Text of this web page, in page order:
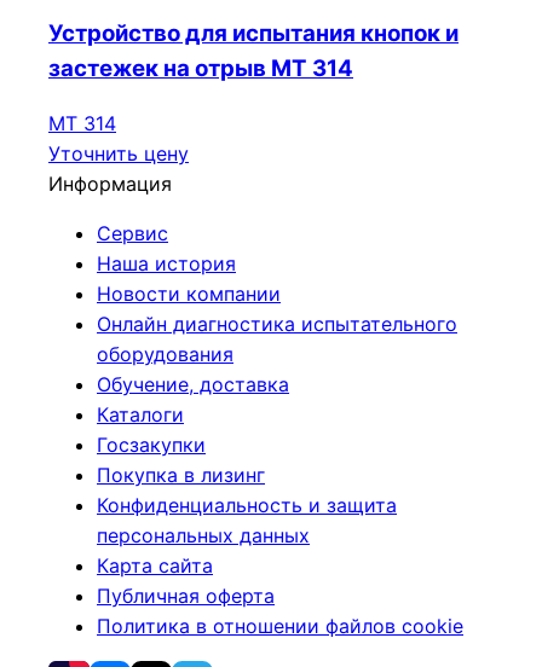
Устройство для испытания кнопок и
застежек на отрыв МТ 314
МТ 314
Уточнить цену
Информация
Сервис
Наша история
Новости компании
Онлайн диагностика испытательного
оборудования
Обучение, доставка
Каталоги
Госзакупки
Покупка в лизинг
Конфиденциальность и защита
персональных данных
Карта сайта
Публичная оферта
Политика в отношении файлов cookie